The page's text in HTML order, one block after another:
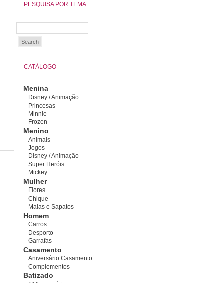
PESQUISA POR TEMA:
CATÁLOGO
Menina
Disney / Animação
Princesas
Minnie
Frozen
Menino
Animais
Jogos
Disney / Animação
Super Heróis
Mickey
Mulher
Flores
Chique
Malas e Sapatos
Homem
Carros
Desporto
Garrafas
Casamento
Aniversário Casamento
Complementos
Batizado